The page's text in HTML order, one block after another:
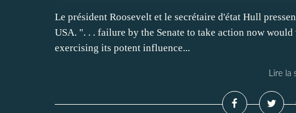
Le président Roosevelt et le secrétaire d'état Hull
USA. ". . . failure by the Senate to take action now
exercising its potent influence...
Lire la